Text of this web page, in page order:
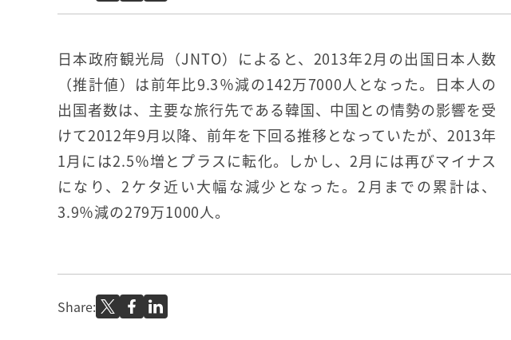
日本政府観光局（JNTO）によると、2013年2月の出国日本人数
（推計値）は前年比9.3％減の142万7000人となった。日本人の
出国者数は、主要な旅行先である韓国、中国との情勢の影響を受
けて2012年9月以降、前年を下回る推移となっていたが、2013年
1月には2.5％増とプラスに転化。しかし、2月には再びマイナス
になり、2ケタ近い大幅な減少となった。2月までの累計は、
3.9％減の279万1000人。
Share: